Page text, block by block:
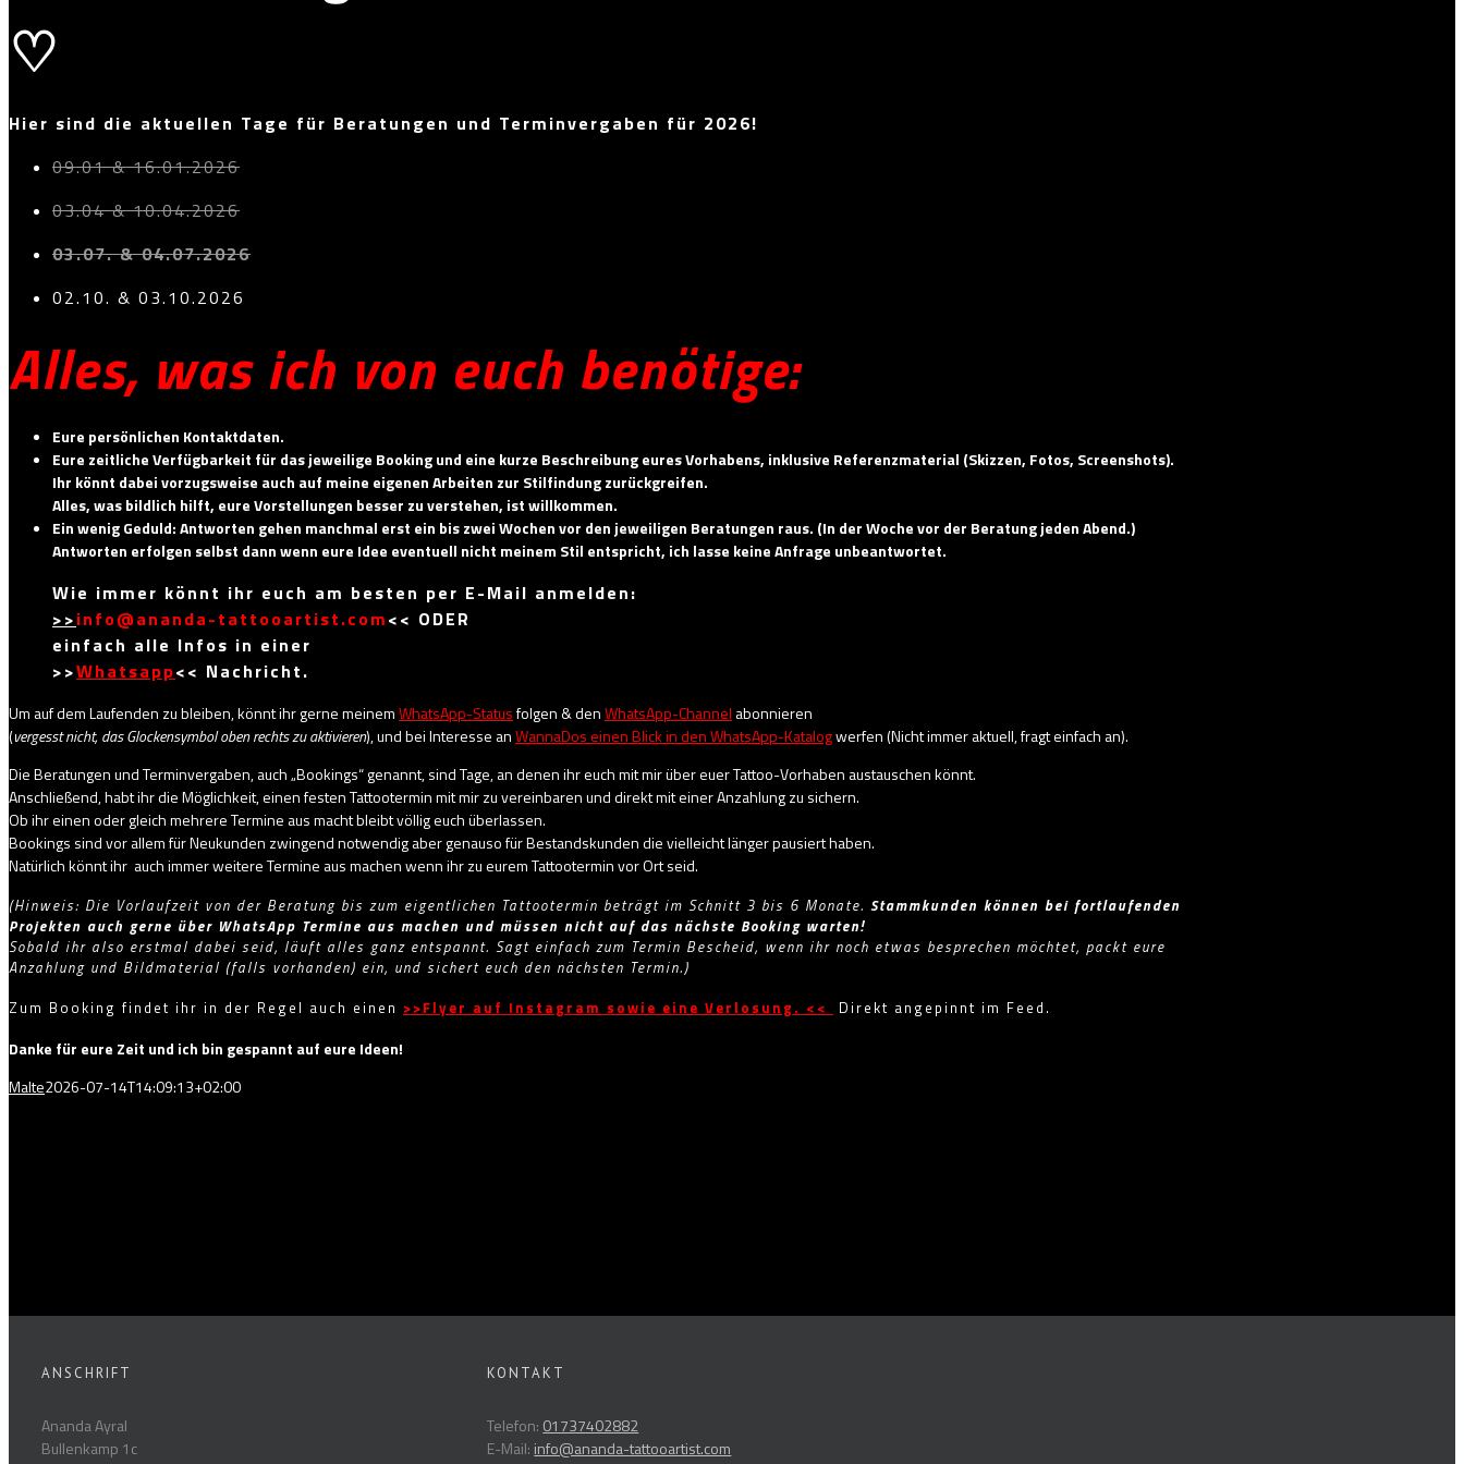
♡
Hier sind die aktuellen Tage für Beratungen und Terminvergaben für 2026!
09.01 & 16.01.2026
03.04 & 10.04.2026
03.07. & 04.07.2026
02.10. & 03.10.2026
Alles, was ich von euch benötige:
Eure persönlichen Kontaktdaten.
Eure zeitliche Verfügbarkeit für das jeweilige Booking und eine kurze Beschreibung eures Vorhabens, inklusive Referenzmaterial (Skizzen, Fotos, Screenshots).
Ihr könnt dabei vorzugsweise auch auf meine eigenen Arbeiten zur Stilfindung zurückgreifen.
Alles, was bildlich hilft, eure Vorstellungen besser zu verstehen, ist willkommen.
Ein wenig Geduld: Antworten gehen manchmal erst ein bis zwei Wochen vor den jeweiligen Beratungen raus. (In der Woche vor der Beratung jeden Abend.)
Antworten erfolgen selbst dann wenn eure Idee eventuell nicht meinem Stil entspricht, ich lasse keine Anfrage unbeantwortet.
Wie immer könnt ihr euch am besten per E-Mail anmelden:
>>info@ananda-tattooartist.com<< ODER
einfach alle Infos in einer
>>Whatsapp<< Nachricht.
Um auf dem Laufenden zu bleiben, könnt ihr gerne meinemWhatsApp-Statusfolgen & denWhatsApp-Channel abonnieren
(vergesst nicht, das Glockensymbol oben rechts zu aktivieren), und bei Interesse anWannaDos einen Blick in den WhatsApp-Katalogwerfen (Nicht immer aktuell, fragt einfach an).
Die Beratungen und Terminvergaben, auch „Bookings“ genannt, sind Tage, an denen ihr euch mit mir über euer Tattoo-Vorhaben austauschen könnt.
Anschließend, habt ihr die Möglichkeit, einen festen Tattootermin mit mir zu vereinbaren und direkt mit einer Anzahlung zu sichern.
Ob ihr einen oder gleich mehrere Termine aus macht bleibt völlig euch überlassen.
Bookings sind vor allem für Neukunden zwingend notwendig aber genauso für Bestandskunden die vielleicht länger pausiert haben.
Natürlich könnt ihr auch immer weitere Termine aus machen wenn ihr zu eurem Tattootermin vor Ort seid.
(Hinweis: Die Vorlaufzeit von der Beratung bis zum eigentlichen Tattootermin beträgt im Schnitt 3 bis 6 Monate. Stammkunden können bei fortlaufenden
Projekten auch gerne über WhatsApp Termine aus machen und müssen nicht auf das nächste Booking warten!
Sobald ihr also erstmal dabei seid, läuft alles ganz entspannt. Sagt einfach zum Termin Bescheid, wenn ihr noch etwas besprechen möchtet, packt eure
Anzahlung und Bildmaterial (falls vorhanden) ein, und sichert euch den nächsten Termin.)
Zum Booking findet ihr in der Regel auch einen >>Flyer auf Instagram sowie eine Verlosung. << Direkt angepinnt im Feed.
Danke für eure Zeit und ich bin gespannt auf eure Ideen!
Malte2026-07-14T14:09:13+02:00
ANSCHRIFT
Ananda Ayral
Bullenkamp 1c
KONTAKT
Telefon: 01737402882
E-Mail: info@ananda-tattooartist.com